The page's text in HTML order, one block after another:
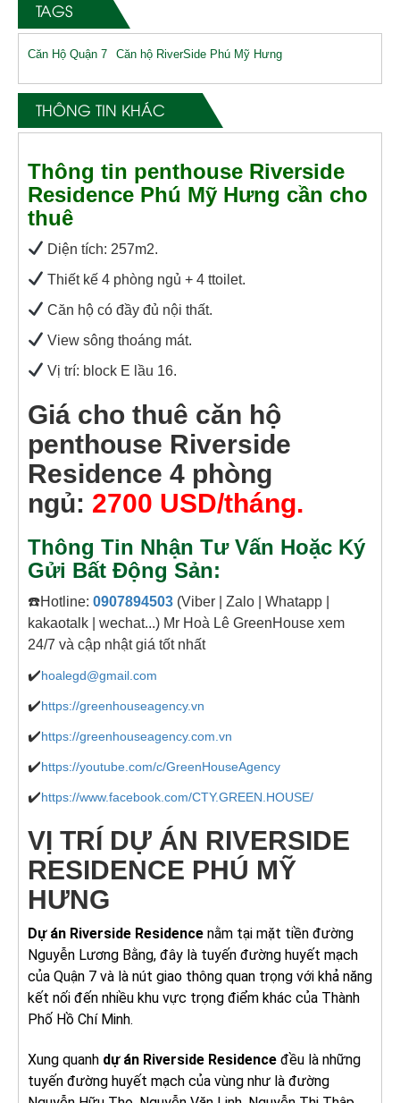
TAGS
Căn Hộ Quận 7 Căn hộ RiverSide Phú Mỹ Hưng
THÔNG TIN KHÁC
Thông tin penthouse Riverside
Residence Phú Mỹ Hưng cần cho
thuê
Diện tích: 257m2.
Thiết kế 4 phòng ngủ + 4 ttoilet.
Căn hộ có đầy đủ nội thất.
View sông thoáng mát.
Vị trí: block E lầu 16.
Giá cho thuê căn hộ
penthouse Riverside
Residence 4 phòng
ngủ: 2700 USD/tháng.
Thông Tin Nhận Tư Vấn Hoặc Ký
Gửi Bất Động Sản:
☎️Hotline: 0907894503 (Viber | Zalo | Whatapp |
kakaotalk | wechat...) Mr Hoà Lê GreenHouse xem
24/7 và cập nhật giá tốt nhất
✔️hoalegd@gmail.com
✔️https://greenhouseagency.vn
✔️https://greenhouseagency.com.vn
✔️https://youtube.com/c/GreenHouseAgency
✔️https://www.facebook.com/CTY.GREEN.HOUSE/
VỊ TRÍ DỰ ÁN RIVERSIDE
RESIDENCE PHÚ MỸ
HƯNG
Dự án Riverside Residence nằm tại mặt tiền đường
Nguyễn Lương Bằng, đây là tuyến đường huyết mạch
của Quận 7 và là nút giao thông quan trọng với khả năng
kết nối đến nhiều khu vực trọng điểm khác của Thành
Phố Hồ Chí Minh.
Xung quanh dự án Riverside Residence đều là những
tuyến đường huyết mạch của vùng như là đường